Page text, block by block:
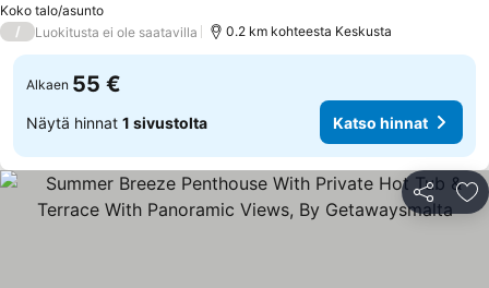
Koko talo/asunto
/ Luokitusta ei ole saatavilla 0.2 km kohteesta Keskusta
Alkaen 55 €
Näytä hinnat 1 sivustolta Katso hinnat
Jaa